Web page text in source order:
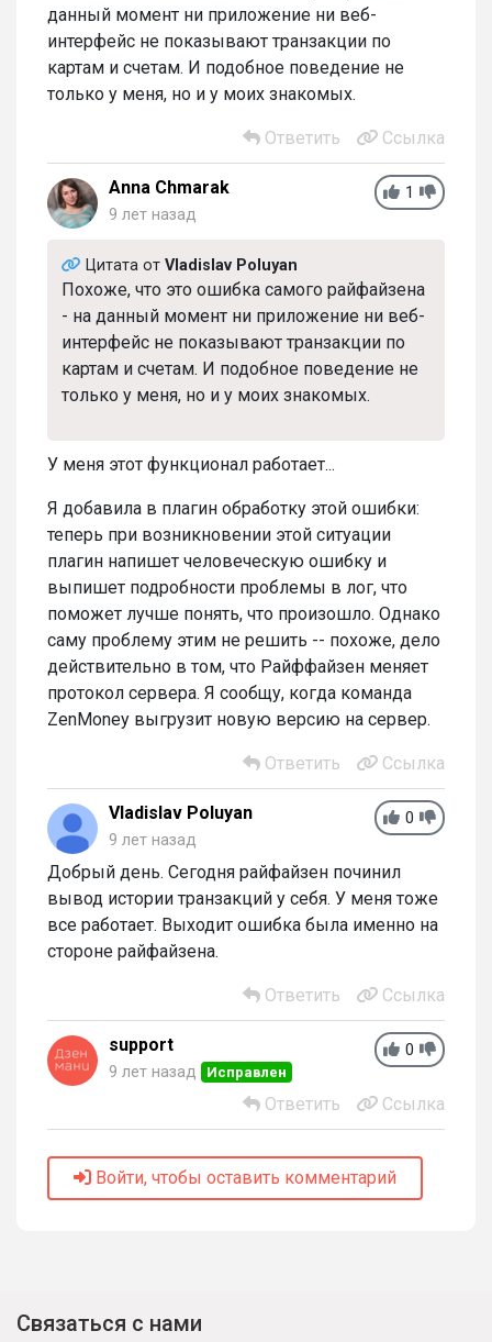
данный момент ни приложение ни веб-
интерфейс не показывают транзакции по
картам и счетам. И подобное поведение не
только у меня, но и у моих знакомых.
Ответить Ссылка
1
Anna Chmarak
9 лет назад
Цитата от Vladislav Poluyan
Похоже, что это ошибка самого райфайзена
- на данный момент ни приложение ни веб-
интерфейс не показывают транзакции по
картам и счетам. И подобное поведение не
только у меня, но и у моих знакомых.
У меня этот функционал работает...
Я добавила в плагин обработку этой ошибки:
теперь при возникновении этой ситуации
плагин напишет человеческую ошибку и
выпишет подробности проблемы в лог, что
поможет лучше понять, что произошло. Однако
саму проблему этим не решить -- похоже, дело
действительно в том, что Райффайзен меняет
протокол сервера. Я сообщу, когда команда
ZenMoney выгрузит новую версию на сервер.
Ответить Ссылка
0
Vladislav Poluyan
9 лет назад
Добрый день. Сегодня райфайзен починил
вывод истории транзакций у себя. У меня тоже
все работает. Выходит ошибка была именно на
стороне райфайзена.
Ответить Ссылка
0
support
9 лет назад Исправлен
Ответить Ссылка
Войти, чтобы оставить комментарий
Связаться с нами